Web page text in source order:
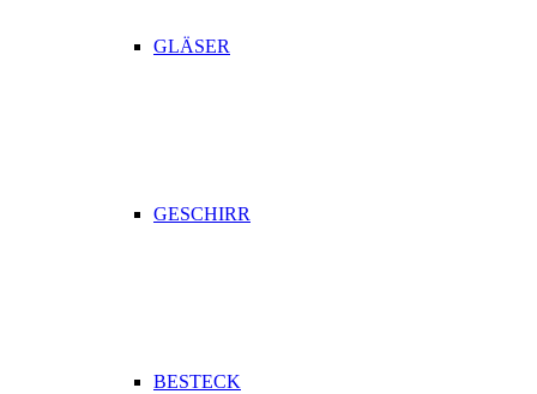
GLÄSER
GESCHIRR
BESTECK